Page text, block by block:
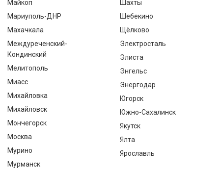
Майкоп
Мариуполь-ДНР
Махачкала
Междуреченский-
Кондинский
Мелитополь
Миасс
Михайловка
Михайловск
Мончегорск
Москва
Мурино
Мурманск
Шахты
Шебекино
Щёлково
Электросталь
Элиста
Энгельс
Энергодар
Югорск
Южно-Сахалинск
Якутск
Ялта
Ярославль